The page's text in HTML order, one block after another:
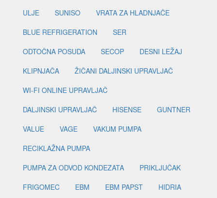
ULJE SUNISO
VRATA ZA HLADNJAČE
BLUE REFRIGERATION
SER
ODTOČNA POSUDA
SECOP
DESNI LEŽAJ
KLIPNJAČA
ŽIČANI DALJINSKI UPRAVLJAČ
WI-FI ONLINE UPRAVLJAČ
DALJINSKI UPRAVLJAČ
HISENSE
GUNTNER
VALUE
VAGE
VAKUM PUMPA
RECIKLAŽNA PUMPA
PUMPA ZA ODVOD KONDEZATA
PRIKLJUČAK
FRIGOMEC
EBM EBM PAPST
HIDRIA